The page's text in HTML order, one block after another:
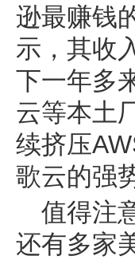
逊最赚钱
示，其收
下一年多
云等本土
续挤压
歌云的强
值得注
还有多家